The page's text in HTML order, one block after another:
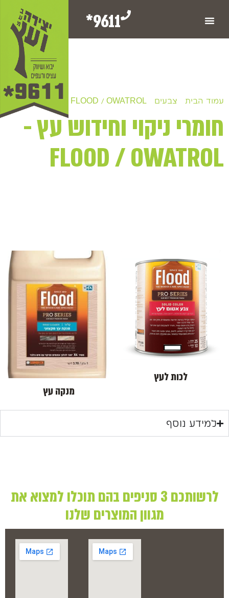
9611*
עמוד הבית צבעים FLOOD / OWATROL / חומרי ניקוי
חומרי ניקוי וחידוש עץ -
FLOOD / OWATROL
לכות לעץ
מנקה עץ
למידע נוסף
לרשותכם 3 סניפים בהם תוכלו למצוא את
מגוון המוצרים שלנו